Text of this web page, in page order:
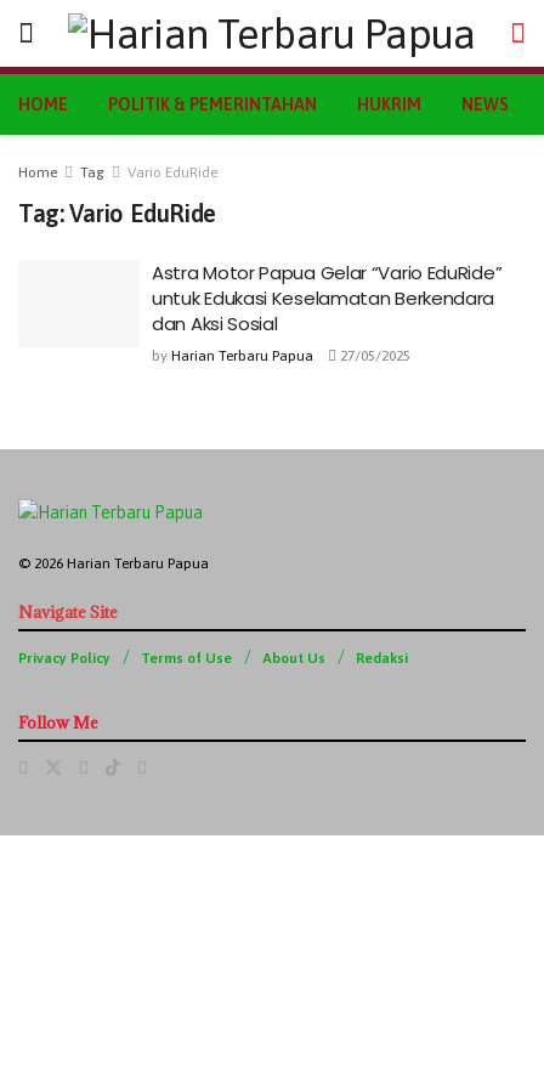
HOME POLITIK & PEMERINTAHAN HUKRIM NEWS
Home Tag Vario EduRide
Tag:Vario EduRide
Astra Motor Papua Gelar “Vario EduRide”
untuk Edukasi Keselamatan Berkendara
dan Aksi Sosial
by Harian Terbaru Papua 27/05/2025
© 2026 Harian Terbaru Papua
Navigate Site
Privacy Policy Terms of Use About Us Redaksi
Follow Me